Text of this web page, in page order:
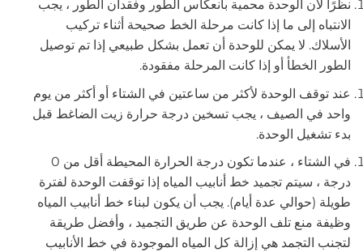
نظرًا لأن الوحدة محمية بانعكاس الطور وفقدان الطور ، يجب
الانتباه إلى ما إذا كانت مرحلة الخط صحيحة أثناء تركيب
الأسلاك. لا يمكن للوحدة أن تعمل بشكل طبيعي إذا تم توصيل
الطور الخطأ أو إذا كانت المرحلة مفقودة.
عند توقف الوحدة لأكثر من ساعتين في الشتاء أو أكثر من يوم
واحد في الصيف ، يجب تسخين درجة حرارة زيت الضاغط قبل
بدء تشغيل الوحدة.
في الشتاء ، عندما تكون درجة الحرارة المحيطة أقل من 0
درجة ، سيتم تجميد خط أنابيب المياه إذا توقفت الوحدة لفترة
طويلة (حوالي عدة أيام). يجب أن يكون لبناء خط أنابيب المياه
وظيفة منع تلف الوحدة عن طريق التجميد ، وأفضل طريقة
لتجنب التجمد هي إزالة كل المياه الموجودة في خط الأنابيب